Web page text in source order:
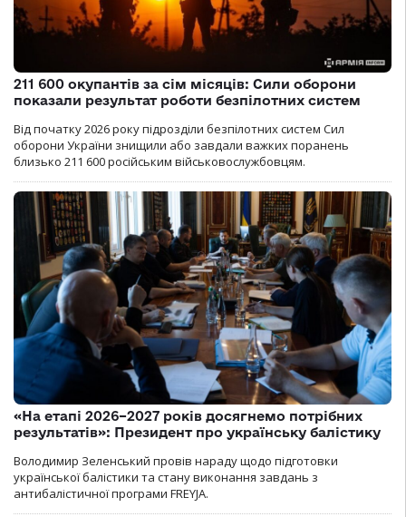
211 600 окупантів за сім місяців: Сили оборони
показали результат роботи безпілотних систем
Від початку 2026 року підрозділи безпілотних систем Сил
оборони України знищили або завдали важких поранень
близько 211 600 російським військовослужбовцям.
«На етапі 2026–2027 років досягнемо потрібних
результатів»: Президент про українську балістику
Володимир Зеленський провів нараду щодо підготовки
української балістики та стану виконання завдань з
антибалістичної програми FREYJA.